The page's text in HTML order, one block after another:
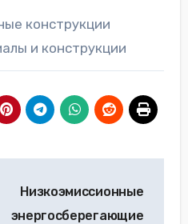
конструкции
и конструкции
Низкоэмиссионные
энергосберегающие